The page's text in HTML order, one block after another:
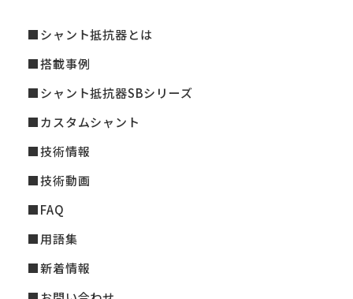
シャント抵抗器とは
搭載事例
シャント抵抗器SBシリーズ
カスタムシャント
技術情報
技術動画
FAQ
用語集
新着情報